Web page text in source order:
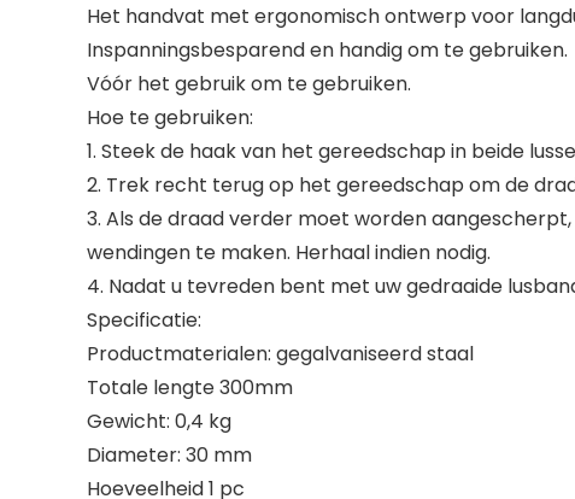
Het handvat met ergonomisch ontwerp voor
Inspanningsbesparend en handig om te gebruiken.
Vóór het gebruik om te gebruiken.
Hoe te gebruiken:
1. Steek de haak van het gereedschap in beide
2. Trek recht terug op het gereedschap om de
3. Als de draad verder moet worden
wendingen te maken. Herhaal indien nodig.
4. Nadat u tevreden bent met uw gedraaide
Specificatie:
Productmaterialen: gegalvaniseerd staal
Totale lengte 300mm
Gewicht: 0,4 kg
Diameter: 30 mm
Hoeveelheid 1 pc